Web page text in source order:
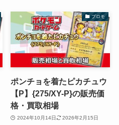
プロモ
ポンチョを着たピカチュウ
【P】{275/XY-P}の販売価
格・買取相場
2024年10月14日 2026年2月15日